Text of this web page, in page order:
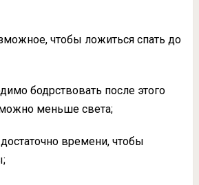
чтобы ложиться спать до
бодрствовать после этого
можно меньше света;
времени, чтобы